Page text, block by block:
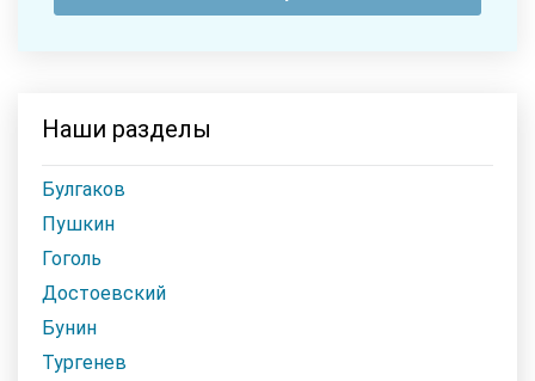
Наши разделы
Булгаков
Пушкин
Гоголь
Достоевский
Бунин
Тургенев